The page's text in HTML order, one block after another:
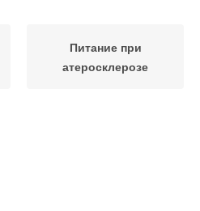
Питание при
атеросклерозе